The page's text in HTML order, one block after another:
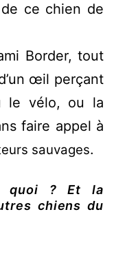
ce chien de
Border, tout
œil perçant
le vélo, ou la
faire appel à
sauvages.
quoi ? Et la
chiens du